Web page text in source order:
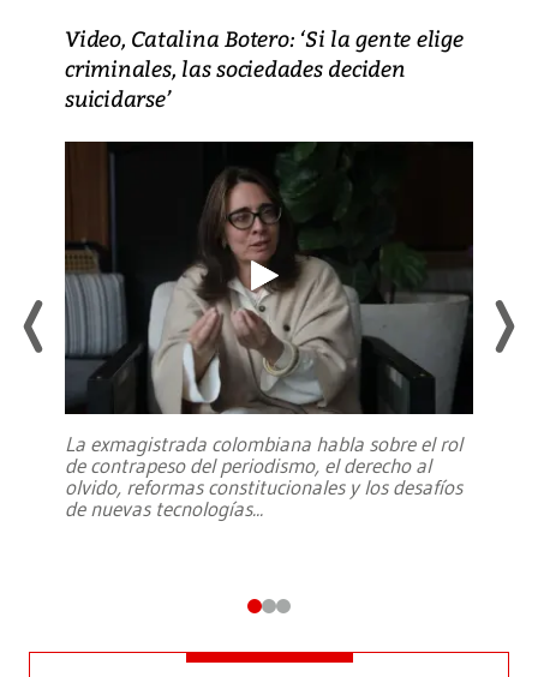
Video, Catalina Botero: ‘Si la gente elige
criminales, las sociedades deciden
suicidarse’
La exmagistrada colombiana habla sobre el rol
de contrapeso del periodismo, el derecho al
olvido, reformas constitucionales y los desafíos
de nuevas tecnologías...